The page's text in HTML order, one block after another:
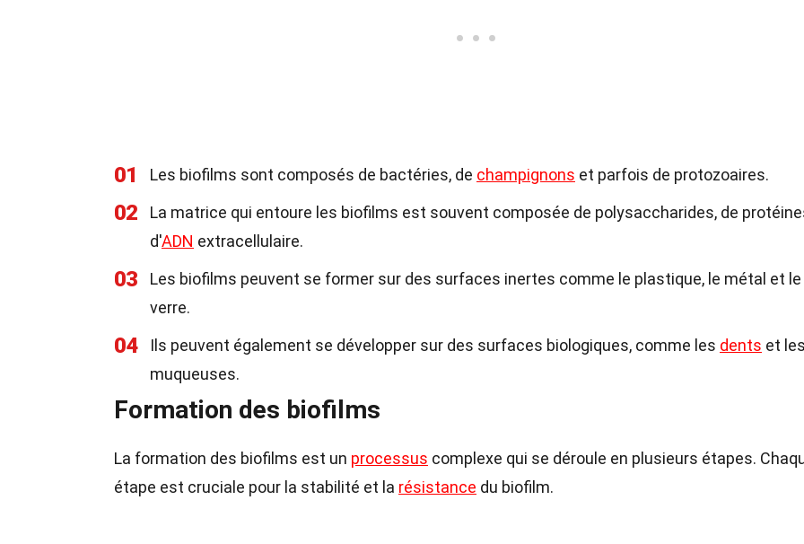
01 Les biofilms sont composés de bactéries, de champignons et parfois de protozoaires.
02
La matrice qui entoure les biofilms est souvent composée de polysaccharides, de
d'ADN extracellulaire.
03
Les biofilms peuvent se former sur des surfaces inertes comme le plastique, le métal et le
verre.
04 Ils peuvent également se développer sur des surfaces biologiques, comme les dents et les
muqueuses.
Formation des biofilms
La formation des biofilms est un processus complexe qui se déroule en plusieurs étapes.
étape est cruciale pour la stabilité et la résistance du biofilm.